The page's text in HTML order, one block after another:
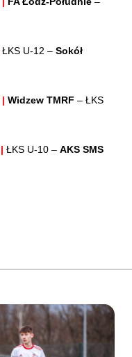
ŁKS U-12 – Sokół
| Widzew TMRF – ŁKS
| ŁKS U-10 – AKS SMS